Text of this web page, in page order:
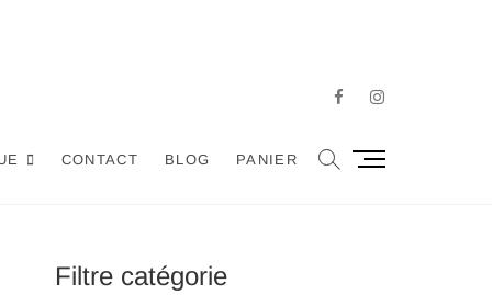
FacebookInstagram
CONTACT BLOG PANIER
M
Filtre catégorie